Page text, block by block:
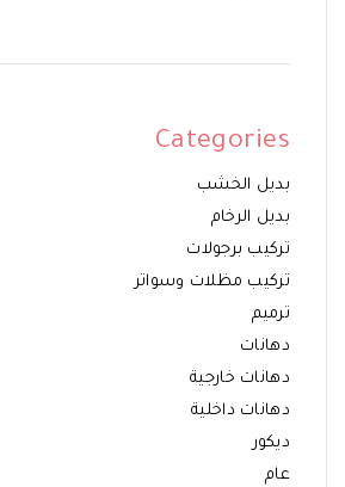
Categories
بديل الخشب
بديل الرخام
تركيب برجولات
تركيب مظلات وسواتر
ترميم
دهانات
دهانات خارجية
دهانات داخلية
ديكور
عام